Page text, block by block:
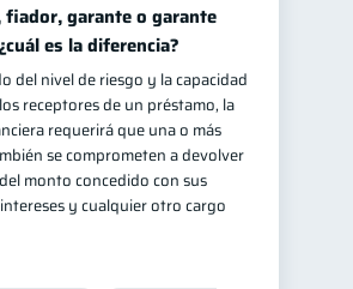
fiador, garante o garante
es la diferencia?
del nivel de riesgo y la capacidad
receptores de un préstamo, la
requerirá que una o más
se comprometen a devolver
monto concedido con sus
y cualquier otro cargo